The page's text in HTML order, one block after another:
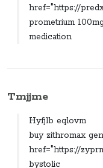
href="https://
prometrium
medication
Tmjjme
Hyfjlb eqlovm
buy zithromax
href="https://
bystolic